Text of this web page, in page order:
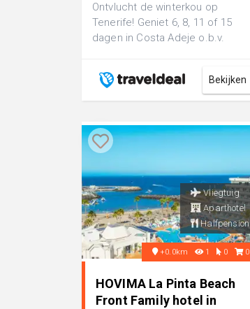
Ontvlucht de winterkou op
Tenerife! Geniet 6, 8, 11 of 15
dagen in Costa Adeje o.b.v.
Bekijken
Vliegtuig
Aparthotel
Halfpension
+0.0km 1 0 0
HOVIMA La Pinta Beach
Front Family hotel in